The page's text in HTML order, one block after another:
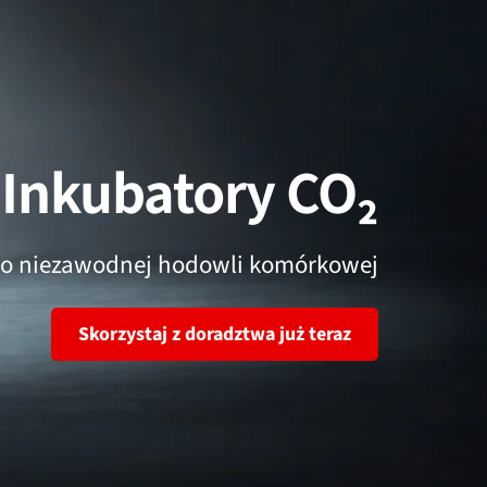
Inkubatory CO₂
niezawodnej hodowli komórkowej
Skorzystaj z doradztwa już teraz